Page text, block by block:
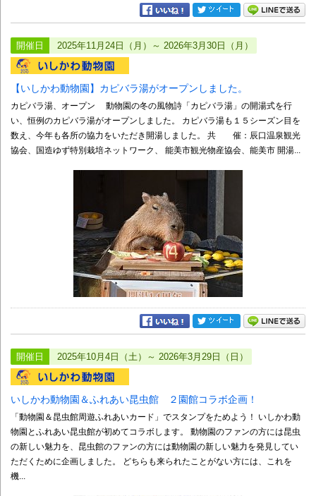
開催日 2025年11月24日（月）～ 2026年3月30日（月）
【いしかわ動物園】カピバラ湯がオープンしました。
カピバラ湯、オープン 動物園の冬の風物詩「カピバラ湯」の開湯式を行
い、恒例のカピバラ湯がオープンしました。 カピバラ湯も１５シーズン目を
数え、今年も各所の協力をいただき開湯しました。 共 催：辰口温泉観光
協会、国造ゆず特別栽培ネットワーク、 能美市観光物産協会、能美市 開湯...
開催日 2025年10月4日（土）～ 2026年3月29日（日）
いしかわ動物園＆ふれあい昆虫館 ２園館コラボ企画！
「動物園＆昆虫館周遊ふれあいカード」でスタンプをためよう！ いしかわ動
物園とふれあい昆虫館が初めてコラボします。 動物園のファンの方には昆虫
の新しい魅力を、昆虫館のファンの方には動物園の新しい魅力を発見してい
ただくために企画しました。 どちらも来られたことがない方には、これを
機...